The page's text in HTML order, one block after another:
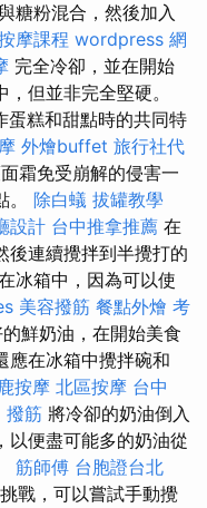
糖粉混合，然後加入
摩課程 wordpress 網
完全冷卻，並在開始
但並非完全堅硬。
蛋糕和甜點時的共同特
外燴buffet 旅行社代
霜免受崩解的侵害一
。 除白蟻 拔罐教學
設計 台中推拿推薦 在
後連續攪拌到半攪打的
冰箱中，因為可以使
美容撥筋 餐點外燴 考
鮮奶油，在開始美食
應在冰箱中攪拌碗和
按摩 北區按摩 台中
撥筋 將冷卻的奶油倒入
以便盡可能多的奶油從
筋師傅 台胞證台北
戰，可以嘗試手動攪